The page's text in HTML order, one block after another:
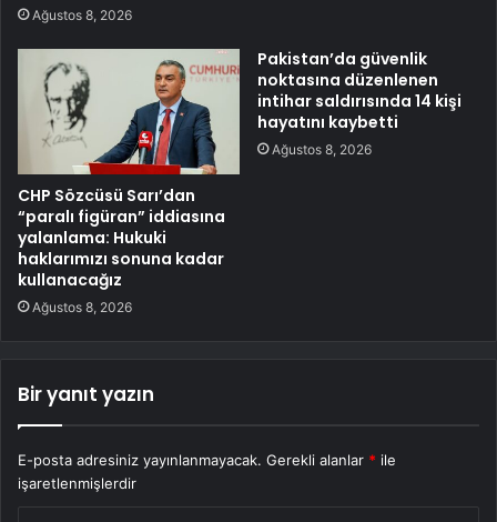
Ağustos 8, 2026
CHP Sözcüsü Sarı’dan
“paralı figüran” iddiasına
yalanlama: Hukuki
haklarımızı sonuna kadar
kullanacağız
Ağustos 8, 2026
Pakistan’da güvenlik
noktasına düzenlenen
intihar saldırısında 14 kişi
hayatını kaybetti
Ağustos 8, 2026
Bir yanıt yazın
E-posta adresiniz yayınlanmayacak. Gerekli alanlar * ile
işaretlenmişlerdir